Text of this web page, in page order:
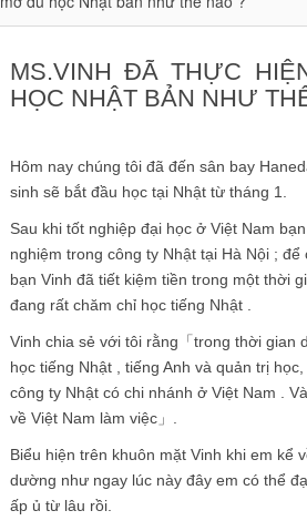
MS.VINH ĐÃ THỰC
HỌC NHẬT BẢN NHƯ
Hôm nay chúng tôi đã đến sân bay
sinh sẽ bắt đầu học tại Nhật từ tháng 1.
Sau khi tốt nghiệp đại học ở Việt Nam
nghiệm trong công ty Nhật tại Hà Nội ; để
bạn Vinh đã tiết kiệm tiền trong một thời
đang rất chăm chỉ học tiếng Nhật .
Vinh chia sẻ với tôi rằng「trong thời gian
học tiếng Nhật , tiếng Anh và quản trị
công ty Nhật có chi nhánh ở Việt Nam .
về Việt Nam làm việc」.
Biểu hiện trên khuôn mặt Vinh khi em kể
dường như ngay lúc này đây em có thể
ấp ủ từ lâu rồi.